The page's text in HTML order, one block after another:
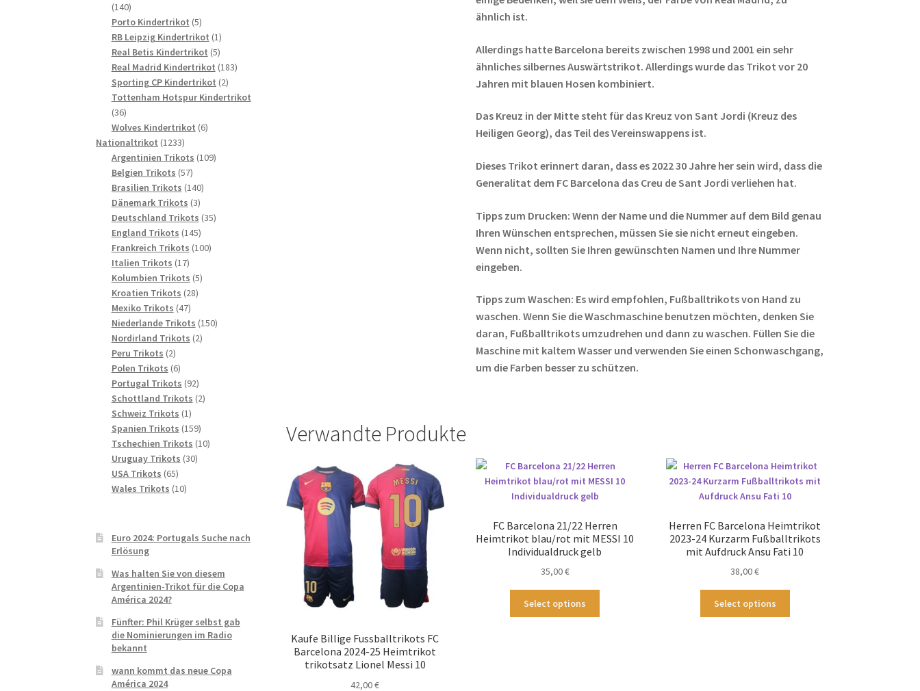
ähnlich ist.
Allerdings hatte Barcelona bereits zwischen 1998 und 2001 ein sehr
ähnliches silbernes Auswärtstrikot. Allerdings wurde das Trikot vor 20
Jahren mit blauen Hosen kombiniert.
Das Kreuz in der Mitte steht für das Kreuz von Sant Jordi (Kreuz des
Heiligen Georg), das Teil des Vereinswappens ist.
Dieses Trikot erinnert daran, dass es 2022 30 Jahre her sein wird, dass die
Generalitat dem FC Barcelona das Creu de Sant Jordi verliehen hat.
Tipps zum Drucken: Wenn der Name und die Nummer auf dem Bild genau
Ihren Wünschen entsprechen, müssen Sie sie nicht erneut eingeben.
Wenn nicht, sollten Sie Ihren gewünschten Namen und Ihre Nummer
eingeben.
Tipps zum Waschen: Es wird empfohlen, Fußballtrikots von Hand zu
waschen. Wenn Sie die Waschmaschine benutzen möchten, denken Sie
daran, Fußballtrikots umzudrehen und dann zu waschen. Füllen Sie die
Maschine mit kaltem Wasser und verwenden Sie einen Schonwaschgang,
um die Farben besser zu schützen.
Verwandte Produkte
Kaufe Billige Fussballtrikots FC
Barcelona 2024-25 Heimtrikot
trikotsatz Lionel Messi 10
42,00€
FC Barcelona 21/22 Herren
Heimtrikot blau/rot mit MESSI 10
Individualdruck gelb
35,00€
Select options
Herren FC Barcelona Heimtrikot
2023-24 Kurzarm Fußballtrikots
mit Aufdruck Ansu Fati 10
38,00€
Select options
140140
Produkte
Porto Kindertrikot 55
Produkte
RB Leipzig Kindertrikot 11
Produkt
Real Betis Kindertrikot 55
Produkte
Real Madrid Kindertrikot 183183
Sporting CP Kindertrikot 22
Produkte
Tottenham Hotspur Kindertrikot
3636
Produkte
Wolves Kindertrikot 66
Nationaltrikot 12331233
Produkte
Argentinien Trikots 109109
Belgien Trikots 5757
Produkte
Brasilien Trikots 140140
Dänemark Trikots 33
Produkte
Deutschland Trikots 3535
England Trikots 145145
Produkte
Frankreich Trikots 100100
Italien Trikots 1717
Produkte
Kolumbien Trikots 55
Kroatien Trikots 2828
Mexiko Trikots 4747
Produkte
Niederlande Trikots 150150
Nordirland Trikots 22
Peru Trikots 22
Produkte
Polen Trikots 66
Produkte
Portugal Trikots 9292
Produkte
Schottland Trikots 22
Schweiz Trikots 11
Produkt
Spanien Trikots 159159
Produkte
Tschechien Trikots 1010
Uruguay Trikots 3030
USA Trikots 6565
Produkte
Wales Trikots 1010
Euro 2024: Portugals Suche nach
Erlösung
Was halten Sie von diesem
Argentinien-Trikot für die Copa
América 2024?
Fünfter: Phil Krüger selbst gab
die Nominierungen im Radio
bekannt
wann kommt das neue Copa
América 2024